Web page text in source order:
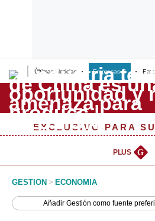
Últimas Noticias Empresas G
Lo último
Peru Quiosco
Management & Empleo
EXCLUSIVO PARA
PLUS G
GESTION > ECONOMIA
AñadirGestión como fuente